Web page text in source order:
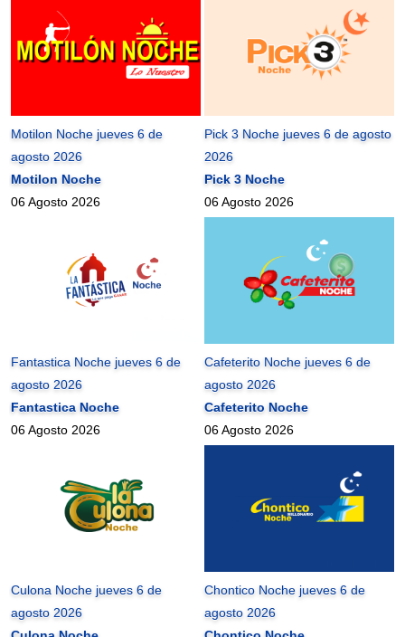
Motilon Noche jueves 6 de
agosto 2026
Motilon Noche
06 Agosto 2026
Pick 3 Noche jueves 6 de agosto
2026
Pick 3 Noche
06 Agosto 2026
Fantastica Noche jueves 6 de
agosto 2026
Fantastica Noche
06 Agosto 2026
Cafeterito Noche jueves 6 de
agosto 2026
Cafeterito Noche
06 Agosto 2026
Culona Noche jueves 6 de
agosto 2026
Chontico Noche jueves 6 de
agosto 2026